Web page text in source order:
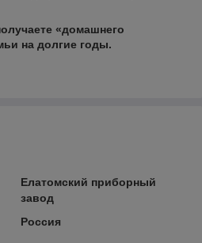
«домашнего
на долгие годы.
Елатомский приборный
завод
Россия